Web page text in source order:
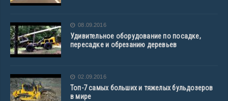
08.09.2016
Удивительное оборудование по посадке,
пересадке и обрезанию деревьев
02.09.2016
Топ-7 самых больших и тяжелых бульдозеров
в мире